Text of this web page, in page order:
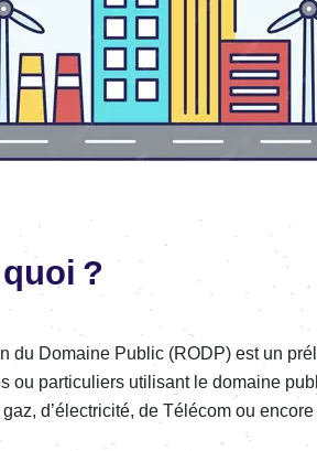
quoi ?
du Domaine Public (RODP) est un
ou parti­cu­liers utili­sant le domaine
d’élec­tri­cité, de Télé­com ou